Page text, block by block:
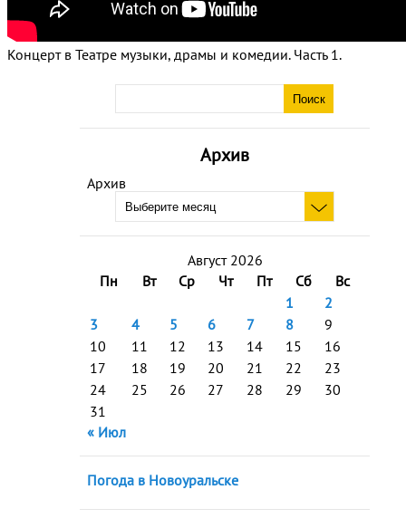
Архив
Архив
Август 2026
Пн
Вт Ср Чт Пт Сб
Вс
1
2
3
4 5 6 7 8
9
10
11 12 13 14 15
16
17
18 19 20 21 22
23
24
25 26 27 28 29
30
31
« Июл
Погода в Новоуральске
Концерт в Театре музыки, драмы и комедии. Часть 1.